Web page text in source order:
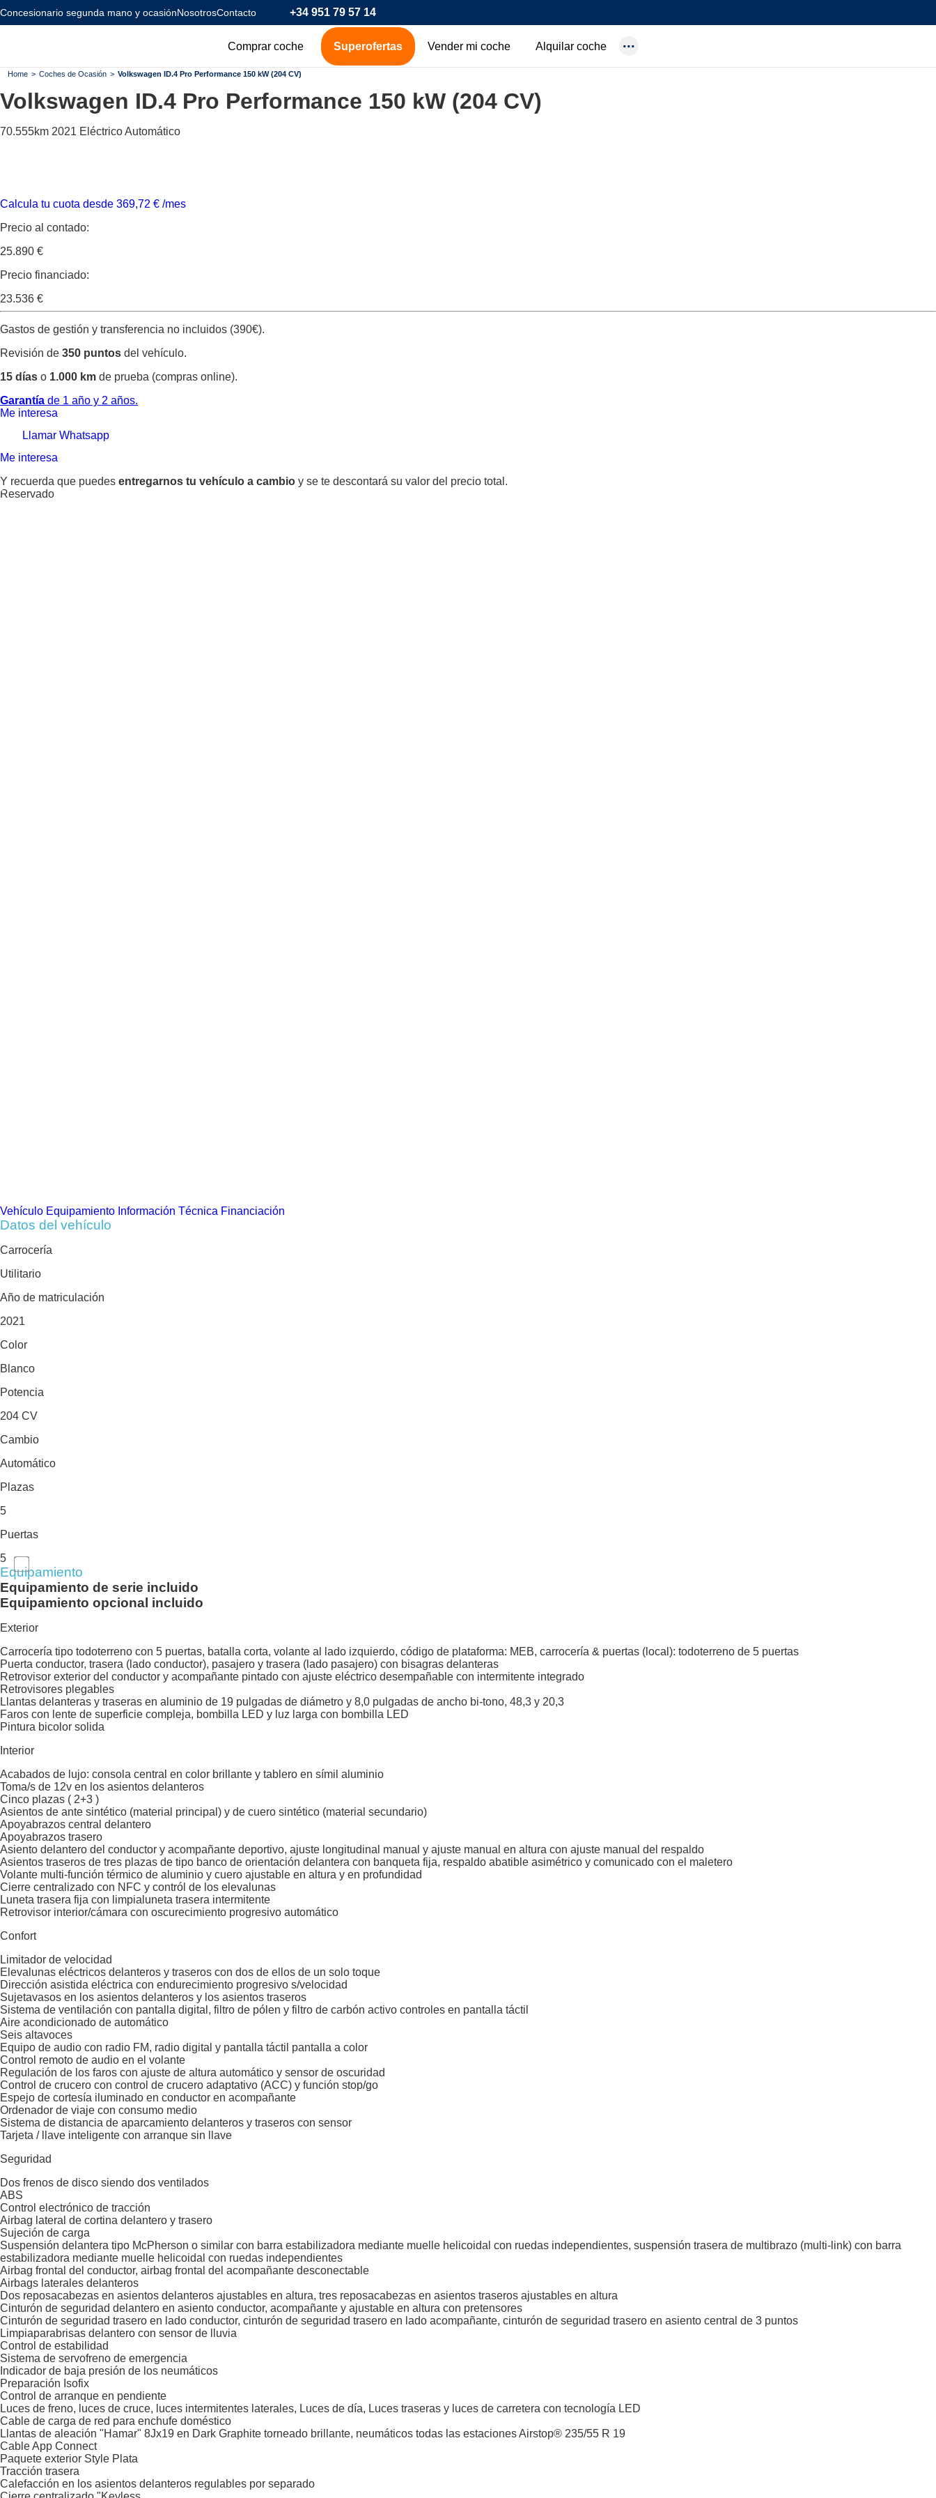
Concesionario segunda mano y ocasiónNosotrosContacto +34 951 79 57 14
Comprar coche
Todos los coches de ocasión
Coches Km0
Superofertas Vender mi coche Alquilar coche
Home > Coches de Ocasión > Volkswagen ID.4 Pro Performance 150 kW (204 CV)
Volkswagen ID.4 Pro Performance 150 kW (204 CV)
70.555km 2021 EléctricoAutomático
Calcula tu cuota desde 369,72 € /mes
Precio al contado:
25.890 €
Precio financiado:
23.536 €
Gastos de gestión y transferencia no incluidos (390€).
Revisión de 350 puntos del vehículo.
15 días o 1.000 km de prueba (compras online).
Garantía de 1 año y 2 años.
Me interesa
Llamar Whatsapp
Me interesa
Y recuerda que puedes entregarnos tu vehículo a cambio y se te descontará su valor del precio total.
Reservado
Vehículo Equipamiento Información Técnica Financiación
Datos del vehículo
Carrocería
Utilitario
Año de matriculación
2021
Color
Blanco
Potencia
204 CV
Cambio
Automático
Plazas
5
Puertas
5
Equipamiento
Equipamiento de serie incluido
Equipamiento opcional incluido
Exterior
Carrocería tipo todoterreno con 5 puertas, batalla corta, volante al lado izquierdo, código de plataforma: MEB, carrocería & puertas (local): todoterreno de 5 puertas
Puerta conductor, trasera (lado conductor), pasajero y trasera (lado pasajero) con bisagras delanteras
Retrovisor exterior del conductor y acompañante pintado con ajuste eléctrico desempañable con intermitente integrado
Retrovisores plegables
Llantas delanteras y traseras en aluminio de 19 pulgadas de diámetro y 8,0 pulgadas de ancho bi-tono, 48,3 y 20,3
Faros con lente de superficie compleja, bombilla LED y luz larga con bombilla LED
Pintura bicolor solida
Interior
Acabados de lujo: consola central en color brillante y tablero en símil aluminio
Toma/s de 12v en los asientos delanteros
Cinco plazas ( 2+3 )
Asientos de ante sintético (material principal) y de cuero sintético (material secundario)
Apoyabrazos central delantero
Apoyabrazos trasero
Asiento delantero del conductor y acompañante deportivo, ajuste longitudinal manual y ajuste manual en altura con ajuste manual del respaldo
Asientos traseros de tres plazas de tipo banco de orientación delantera con banqueta fija, respaldo abatible asimétrico y comunicado con el maletero
Volante multi-función térmico de aluminio y cuero ajustable en altura y en profundidad
Cierre centralizado con NFC y contról de los elevalunas
Luneta trasera fija con limpialuneta trasera intermitente
Retrovisor interior/cámara con oscurecimiento progresivo automático
Confort
Limitador de velocidad
Elevalunas eléctricos delanteros y traseros con dos de ellos de un solo toque
Dirección asistida eléctrica con endurecimiento progresivo s/velocidad
Sujetavasos en los asientos delanteros y los asientos traseros
Sistema de ventilación con pantalla digital, filtro de pólen y filtro de carbón activo controles en pantalla táctil
Aire acondicionado de automático
Seis altavoces
Equipo de audio con radio FM, radio digital y pantalla táctil pantalla a color
Control remoto de audio en el volante
Regulación de los faros con ajuste de altura automático y sensor de oscuridad
Control de crucero con control de crucero adaptativo (ACC) y función stop/go
Espejo de cortesía iluminado en conductor en acompañante
Ordenador de viaje con consumo medio
Sistema de distancia de aparcamiento delanteros y traseros con sensor
Tarjeta / llave inteligente con arranque sin llave
Seguridad
Dos frenos de disco siendo dos ventilados
ABS
Control electrónico de tracción
Airbag lateral de cortina delantero y trasero
Sujeción de carga
Suspensión delantera tipo McPherson o similar con barra estabilizadora mediante muelle helicoidal con ruedas independientes, suspensión trasera de multibrazo (multi-link) con barra
estabilizadora mediante muelle helicoidal con ruedas independientes
Airbag frontal del conductor, airbag frontal del acompañante desconectable
Airbags laterales delanteros
Dos reposacabezas en asientos delanteros ajustables en altura, tres reposacabezas en asientos traseros ajustables en altura
Cinturón de seguridad delantero en asiento conductor, acompañante y ajustable en altura con pretensores
Cinturón de seguridad trasero en lado conductor, cinturón de seguridad trasero en lado acompañante, cinturón de seguridad trasero en asiento central de 3 puntos
Limpiaparabrisas delantero con sensor de lluvia
Control de estabilidad
Sistema de servofreno de emergencia
Indicador de baja presión de los neumáticos
Preparación Isofix
Control de arranque en pendiente
Luces de freno, luces de cruce, luces intermitentes laterales, Luces de día, Luces traseras y luces de carretera con tecnología LED
Cable de carga de red para enchufe doméstico
Llantas de aleación "Hamar" 8Jx19 en Dark Graphite torneado brillante, neumáticos todas las estaciones Airstop® 235/55 R 19
Cable App Connect
Paquete exterior Style Plata
Tracción trasera
Calefacción en los asientos delanteros regulables por separado